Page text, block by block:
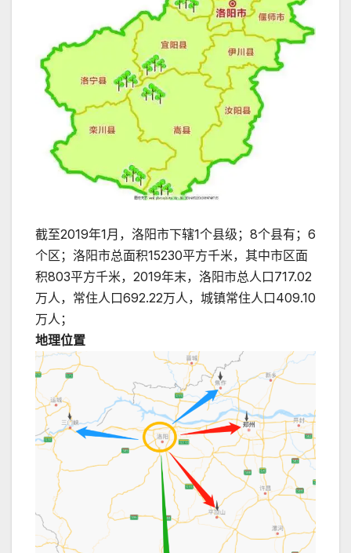
截至2019年1月，洛阳市下辖1个县级；8个县有；6
个区；洛阳市总面积15230平方千米，其中市区面
积803平方千米，2019年末，洛阳市总人口717.02
万人，常住人口692.22万人，城镇常住人口409.10
万人；
地理位置